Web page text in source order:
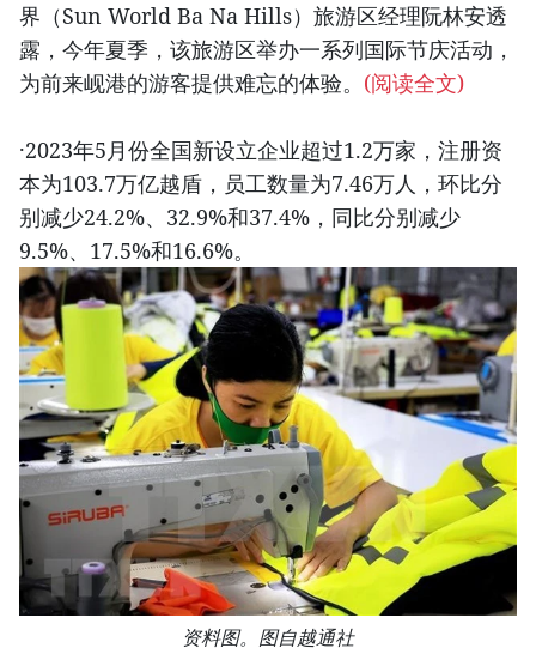
界（Sun World Ba Na Hills）旅游区经理阮林安透
露，今年夏季，该旅游区举办一系列国际节庆活动，
为前来岘港的游客提供难忘的体验。 (阅读全文)
·2023年5月份全国新设立企业超过1.2万家，注册资
本为103.7万亿越盾，员工数量为7.46万人，环比分
别减少24.2%、32.9%和37.4%，同比分别减少
9.5%、17.5%和16.6%。
资料图。图自越通社